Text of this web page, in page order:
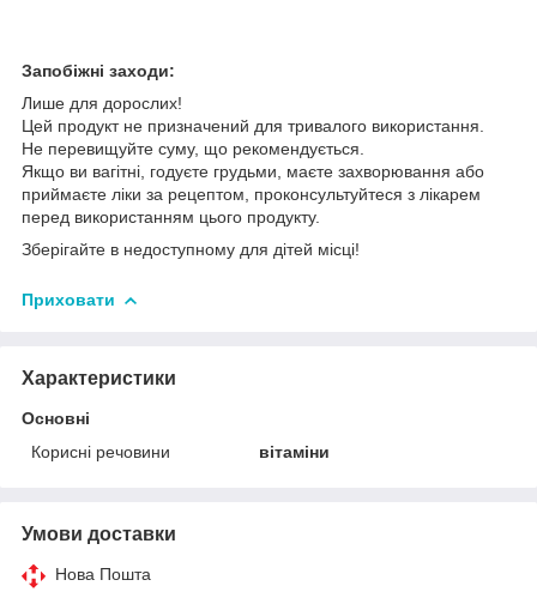
Запобіжні заходи:
Лише для дорослих!
Цей продукт не призначений для тривалого використання.
Не перевищуйте суму, що рекомендується.
Якщо ви вагітні, годуєте грудьми, маєте захворювання або
приймаєте ліки за рецептом, проконсультуйтеся з лікарем
перед використанням цього продукту.
Зберігайте в недоступному для дітей місці!
Приховати
Характеристики
Основні
Корисні речовини
вітаміни
Умови доставки
Нова Пошта